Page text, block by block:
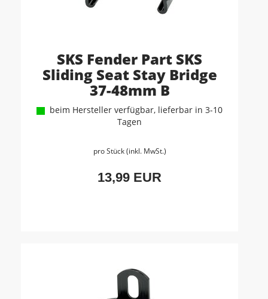
SKS Fender Part SKS
Sliding Seat Stay Bridge
37-48mm B
beim Hersteller verfügbar, lieferbar in 3-10
Tagen
pro Stück (inkl. MwSt.)
13,99 EUR